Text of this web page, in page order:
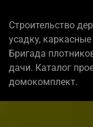
Строительство
усадку,
Бригада
дачи. Каталог
домокомплект.